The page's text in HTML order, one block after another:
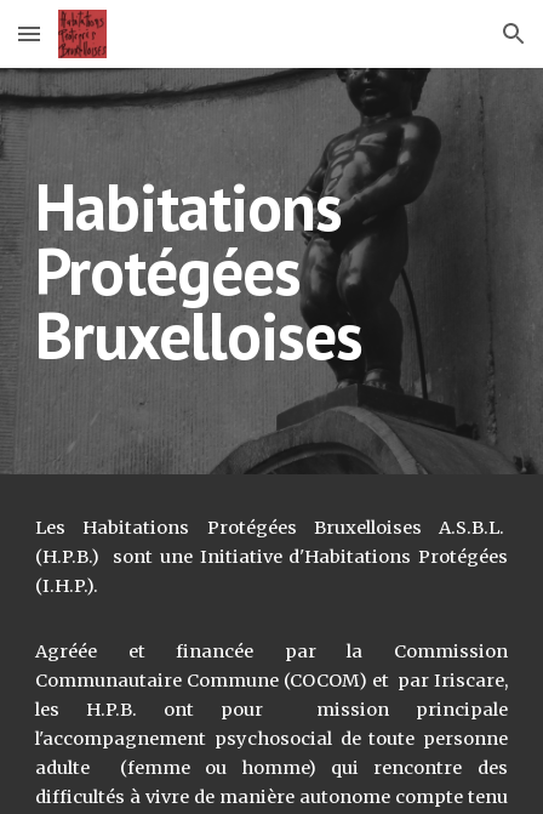
Skip to main content Skip to navigation
Habitations
Protégées
Bruxelloises
Les Habitations Protégées Bruxelloises A.S.B.L.
(H.P.B.) sont une Initiative d'Habitations Protégées
(I.H.P.).
Agréée et financée par la Commission
Communautaire Commune (COCOM) et par Iriscare,
les H.P.B. ont pour mission principale
l'accompagnement psychosocial de toute personne
adulte (femme ou homme) qui rencontre des
difficultés à vivre de manière autonome compte tenu